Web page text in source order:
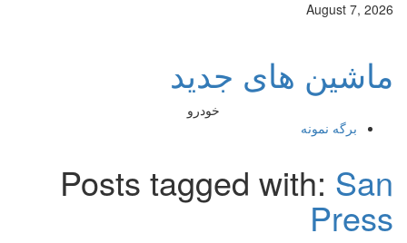
August 7, 2026
ماشین های جدید
خودرو
برگه نمونه
Posts tagged with:San
Press